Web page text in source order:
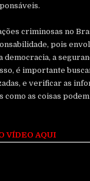
criminosas no
pois
a
é importante
e verificar as
as coisas
VÍDEO AQUI